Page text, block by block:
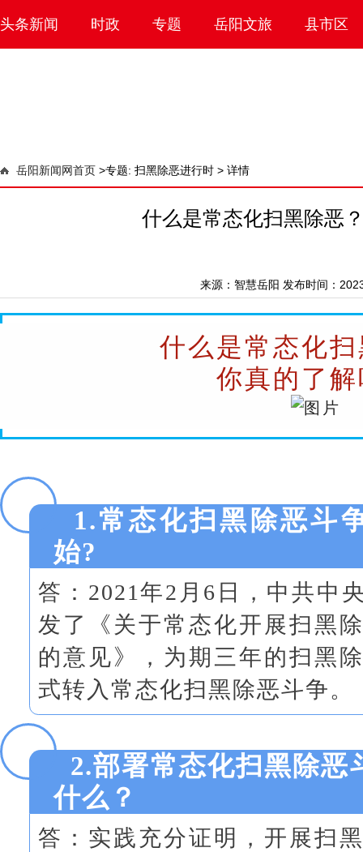
头条新闻 时政 专题 岳阳文旅 县市区
岳阳新闻网首页 >专题: 扫黑除恶进行时 > 详情
什么是常态化扫黑除恶
来源： 智慧岳阳 发布时间：
什么是常态化
你真的了
1.常态化扫黑除恶斗
始?
答：2021年2月6日，中共中
发了《关于常态化开展扫黑
的意见》，为期三年的扫黑
式转入常态化扫黑除恶斗争。
2.部署常态化扫黑除恶
什么？
答：实践充分证明，开展扫